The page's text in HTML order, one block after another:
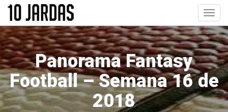
Pular
o
conteúdo
principal
Panorama Fantasy
Football – Semana 16 de
2018